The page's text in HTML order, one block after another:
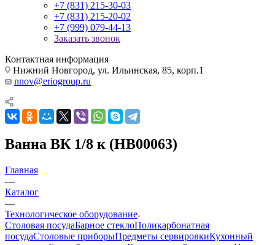
+7 (831) 215-30-03
+7 (831) 215-20-02
+7 (999) 079-44-13
Заказать звонок
Контактная информация
Нижний Новгород, ул. Ильинская, 85, корп.1
nnov@eriogroup.ru
Ванна ВК 1/8 к (НВ00063)
Главная
—
Каталог
—
Технологическое оборудование
Столовая посудаБарное стеклоПоликарбонатная
посудаСтоловые приборыПредметы сервировкиКухонный